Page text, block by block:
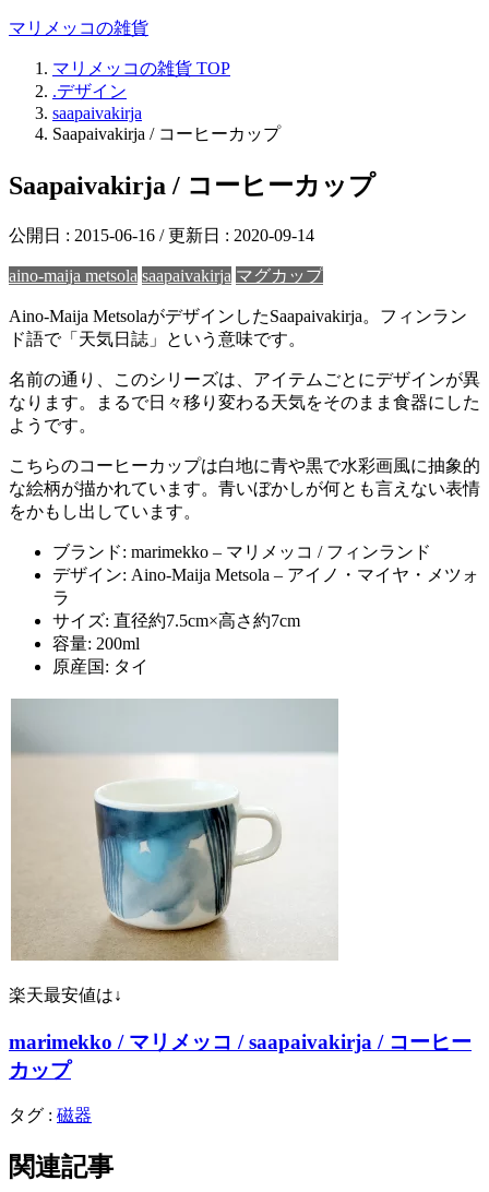
マリメッコの雑貨
マリメッコの雑貨 TOP
.デザイン
saapaivakirja
Saapaivakirja / コーヒーカップ
Saapaivakirja / コーヒーカップ
公開日 : 2015-06-16 / 更新日 : 2020-09-14
aino-maija metsola saapaivakirja マグカップ
Aino-Maija MetsolaがデザインしたSaapaivakirja。フィンラン
ド語で「天気日誌」という意味です。
名前の通り、このシリーズは、アイテムごとにデザインが異
なります。まるで日々移り変わる天気をそのまま食器にした
ようです。
こちらのコーヒーカップは白地に青や黒で水彩画風に抽象的
な絵柄が描かれています。青いぼかしが何とも言えない表情
をかもし出しています。
ブランド: marimekko – マリメッコ / フィンランド
デザイン: Aino-Maija Metsola – アイノ・マイヤ・メツォ
ラ
サイズ: 直径約7.5cm×高さ約7cm
容量: 200ml
原産国: タイ
楽天最安値は↓
marimekko / マリメッコ / saapaivakirja / コーヒー
カップ
タグ : 磁器
関連記事